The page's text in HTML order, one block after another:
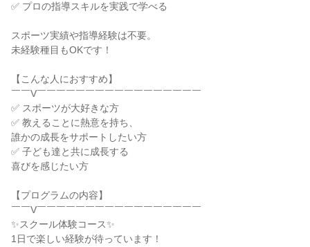
✅ プロの指導スキルを実践で学べる
スポーツ実績や指導経験は不要。
未経験種目もOKです！
【こんな人におすすめ】
￣￣V￣￣￣￣￣￣￣￣￣￣￣￣￣￣￣￣￣
✅ スポーツが大好きな方
✅ 教えることに熱意を持ち、
誰かの成長をサポートしたい方
✅ 子ども達と共に成長する
喜びを感じたい方
【プログラムの内容】
￣￣V￣￣￣￣￣￣￣￣￣￣￣￣￣￣￣￣￣
✨スクール体験コース✨
1日で楽しい経験が待っています！